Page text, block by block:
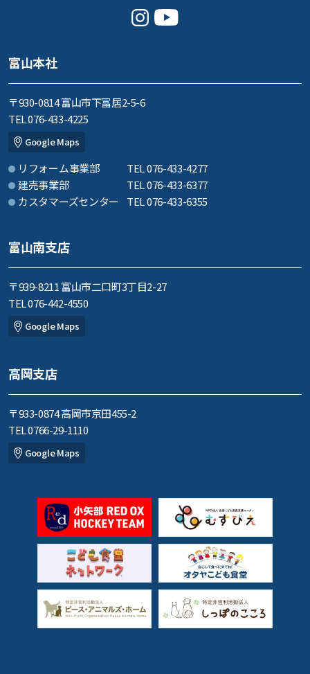
富山本社
〒930-0814 富山市下冨居2-5-6
TEL 076-433-4225
Google Maps
リフォーム事業部
TEL 076-433-4277
建売事業部
TEL 076-433-6377
カスタマーズセンター
TEL 076-433-6355
富山南支店
〒939-8211 富山市二口町3丁目2-27
TEL 076-442-4550
Google Maps
高岡支店
〒933-0874 高岡市京田455-2
TEL 0766-29-1110
Google Maps